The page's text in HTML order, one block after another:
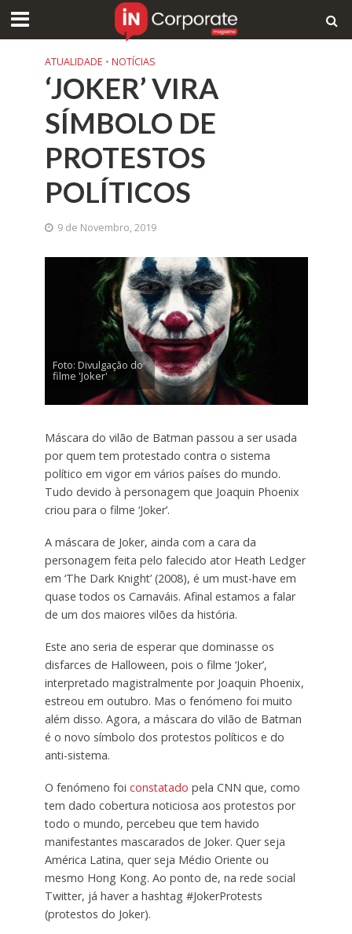
ATUALIDADE • NOTÍCIAS
‘JOKER’ VIRA
SÍMBOLO DE
PROTESTOS
POLÍTICOS
9 de Novembro, 2019
Foto: Divulgação do
filme 'Joker'
Máscara do vilão de Batman passou a ser usada
por quem tem protestado contra o sistema
político em vigor em vários países do mundo.
Tudo devido à personagem que Joaquin Phoenix
criou para o filme ‘Joker’.
A máscara de Joker, ainda com a cara da
personagem feita pelo falecido ator Heath Ledger
em ‘The Dark Knight’ (2008), é um must-have em
quase todos os Carnaváis. Afinal estamos a falar
de um dos maiores vilões da história.
Este ano seria de esperar que dominasse os
disfarces de Halloween, pois o filme ‘Joker’,
interpretado magistralmente por Joaquin Phoenix,
estreou em outubro. Mas o fenómeno foi muito
além disso. Agora, a máscara do vilão de Batman
é o novo símbolo dos protestos políticos e do
anti-sistema.
O fenómeno foi constatado pela CNN que, como
tem dado cobertura noticiosa aos protestos por
todo o mundo, percebeu que tem havido
manifestantes mascarados de Joker. Quer seja
América Latina, quer seja Médio Oriente ou
mesmo Hong Kong. Ao ponto de, na rede social
Twitter, já haver a hashtag #JokerProtests
(protestos do Joker).